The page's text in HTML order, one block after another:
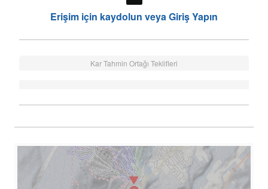
Erişim için kaydolun veya Giriş Yapın
Kar Tahmin Ortağı Teklifleri